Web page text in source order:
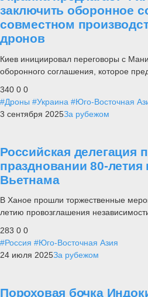
заключить оборонное
совместном
дронов
Киев инициировал переговоры с
оборонного соглашения, которое
340 0 0
#Дроны #Украина #Юго-Восточная
3 сентября 2025За рубежом
Российская делегация
праздновании 80-летия
Вьетнама
В Ханое прошли торжественные
летию провозглашения
283 0 0
#Россия #Юго-Восточная Азия
24 июля 2025За рубежом
Пороховая бочка